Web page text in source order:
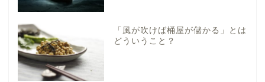
「風が吹けば桶屋が儲かる」とは
どういうこと？